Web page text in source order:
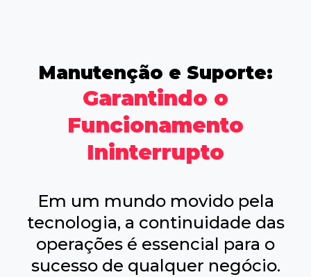
Manutenção e Suporte:
Garantindo o
Funcionamento
Ininterrupto
Em um mundo movido pela
tecnologia, a continuidade das
operações é essencial para o
sucesso de qualquer negócio.